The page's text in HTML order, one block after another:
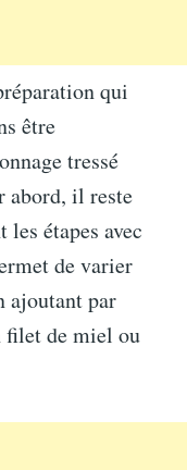
qui
être
tressé
abord, il reste
étapes avec
de varier
ajoutant par
filet de miel ou